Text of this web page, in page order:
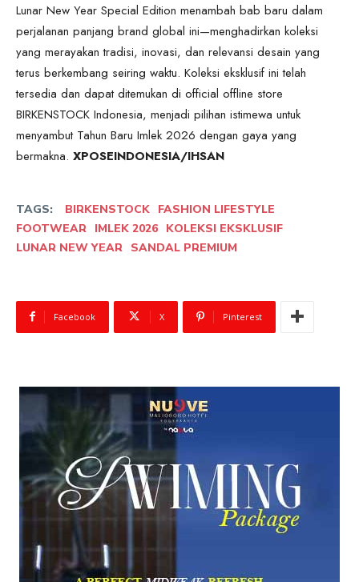
Lunar New Year Special Edition menambah bab baru dalam
perjalanan panjang brand global ini—menghadirkan koleksi
yang merayakan tradisi, inovasi, dan relevansi desain yang
terus berkembang seiring waktu. Koleksi eksklusif ini telah
tersedia dan dapat ditemukan di official offline store
BIRKENSTOCK Indonesia, menjadi pilihan istimewa untuk
menyambut Tahun Baru Imlek 2026 dengan gaya yang
bermakna. XPOSEINDONESIA/IHSAN
TAGS: BIRKENSTOCK FASHION LIFESTYLE
FOOTWEAR IMLEK 2026 KOLEKSI EKSKLUSIF
LUNAR NEW YEAR SANDAL PREMIUM
Facebook X Pinterest